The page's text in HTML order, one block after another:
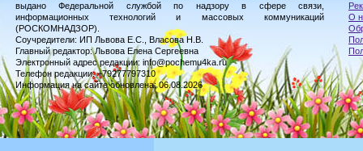
выдано Федеральной службой по надзору в сфере связи,
информационных технологий и массовых коммуникаций
(РОСКОМНАДЗОР).
Соучредители: ИП Львова Е.С., Власова Н.В.
Главный редактор: Львова Елена Сергеевна
Электронный адрес редакции: info@pochemu4ka.ru
Телефон редакции: +79277797310
Информация на сайте обновлена: 06.08.2026
О